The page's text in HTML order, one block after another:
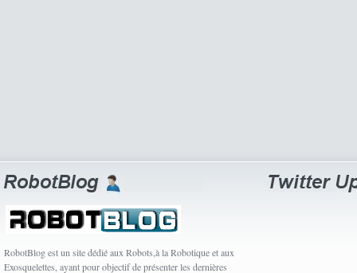
RobotBlog est un site dédié aux Robots,à la Robotique et aux
Exosquelettes, ayant pour objectif de présenter les dernières